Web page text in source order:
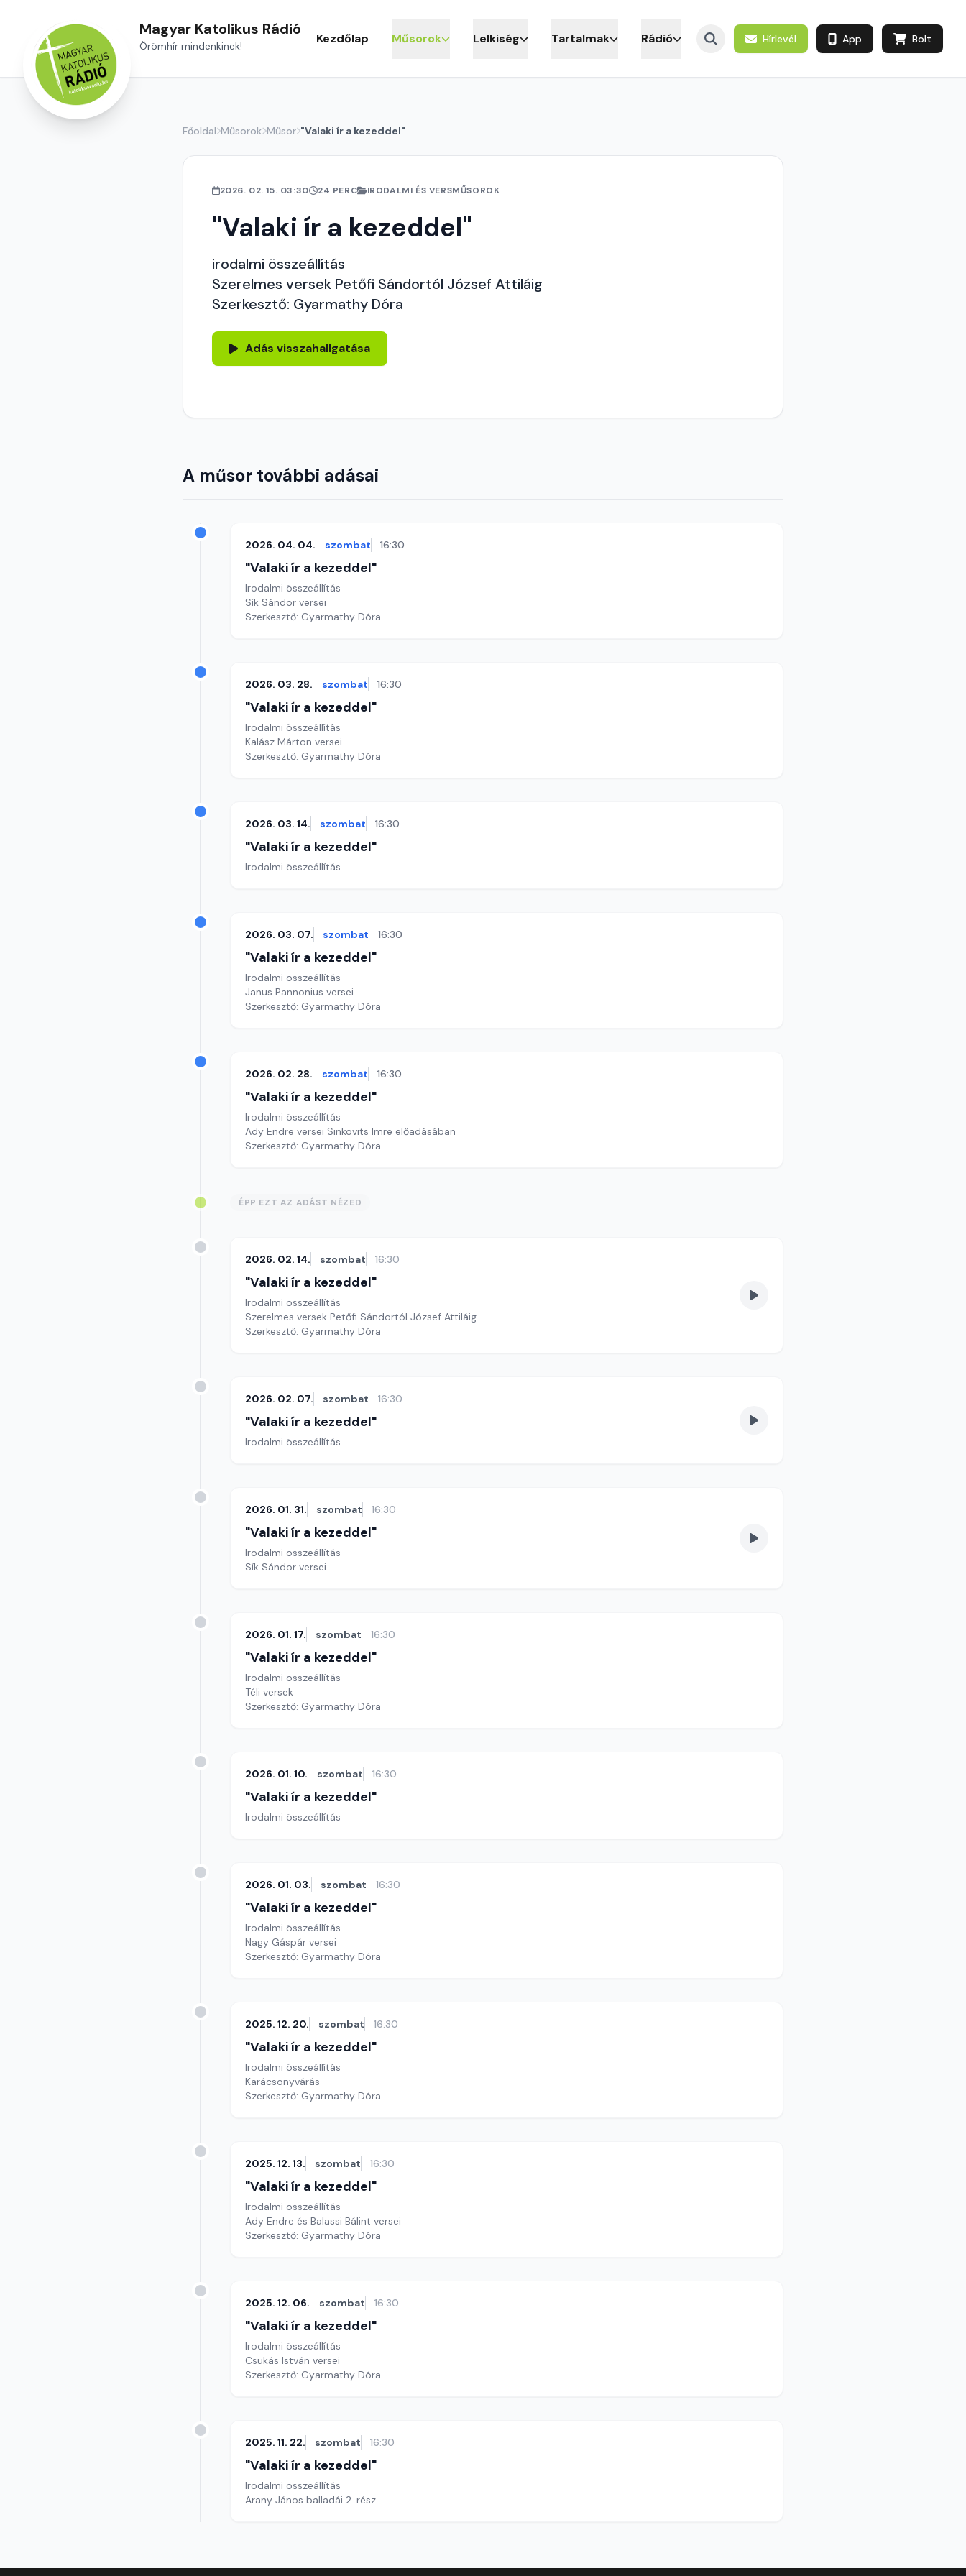
Magyar Katolikus Rádió
Örömhír mindenkinek! Kezdőlap Műsorok Lelkiség Tartalmak Rádió Hírlevél App Bolt
Főoldal Műsorok Műsor "Valaki ír a kezeddel"
2026. 02. 15. 03:30 24 PERC IRODALMI ÉS VERSMŰSOROK
"Valaki ír a kezeddel"
irodalmi összeállítás
Szerelmes versek Petőfi Sándortól József Attiláig
Szerkesztő: Gyarmathy Dóra
Adás visszahallgatása
A műsor további adásai
2026. 04. 04. szombat 16:30
"Valaki ír a kezeddel"
Irodalmi összeállítás
Sík Sándor versei
Szerkesztő: Gyarmathy Dóra
2026. 03. 28. szombat 16:30
"Valaki ír a kezeddel"
Irodalmi összeállítás
Kalász Márton versei
Szerkesztő: Gyarmathy Dóra
2026. 03. 14. szombat 16:30
"Valaki ír a kezeddel"
Irodalmi összeállítás
2026. 03. 07. szombat 16:30
"Valaki ír a kezeddel"
Irodalmi összeállítás
Janus Pannonius versei
Szerkesztő: Gyarmathy Dóra
2026. 02. 28. szombat 16:30
"Valaki ír a kezeddel"
Irodalmi összeállítás
Ady Endre versei Sinkovits Imre előadásában
Szerkesztő: Gyarmathy Dóra
ÉPP EZT AZ ADÁST NÉZED
2026. 02. 14. szombat 16:30
"Valaki ír a kezeddel"
Irodalmi összeállítás
Szerelmes versek Petőfi Sándortól József Attiláig
Szerkesztő: Gyarmathy Dóra
2026. 02. 07. szombat 16:30
"Valaki ír a kezeddel"
Irodalmi összeállítás
2026. 01. 31. szombat 16:30
"Valaki ír a kezeddel"
Irodalmi összeállítás
Sík Sándor versei
2026. 01. 17. szombat 16:30
"Valaki ír a kezeddel"
Irodalmi összeállítás
Téli versek
Szerkesztő: Gyarmathy Dóra
2026. 01. 10. szombat 16:30
"Valaki ír a kezeddel"
Irodalmi összeállítás
2026. 01. 03. szombat 16:30
"Valaki ír a kezeddel"
Irodalmi összeállítás
Nagy Gáspár versei
Szerkesztő: Gyarmathy Dóra
2025. 12. 20. szombat 16:30
"Valaki ír a kezeddel"
Irodalmi összeállítás
Karácsonyvárás
Szerkesztő: Gyarmathy Dóra
2025. 12. 13. szombat 16:30
"Valaki ír a kezeddel"
Irodalmi összeállítás
Ady Endre és Balassi Bálint versei
Szerkesztő: Gyarmathy Dóra
2025. 12. 06. szombat 16:30
"Valaki ír a kezeddel"
Irodalmi összeállítás
Csukás István versei
Szerkesztő: Gyarmathy Dóra
2025. 11. 22. szombat 16:30
"Valaki ír a kezeddel"
Irodalmi összeállítás
Arany János balladái 2. rész